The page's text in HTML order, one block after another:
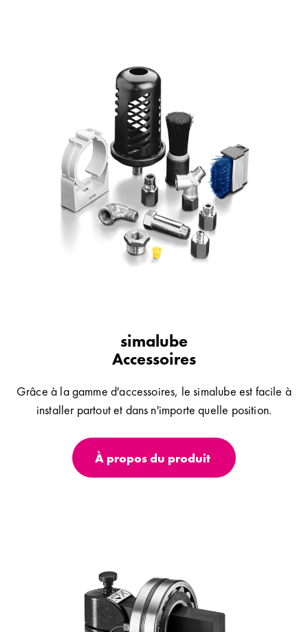
simalube
Accessoires
Grâce à la gamme d'accessoires, le simalube est facile à
installer partout et dans n'importe quelle position.
À propos du produit